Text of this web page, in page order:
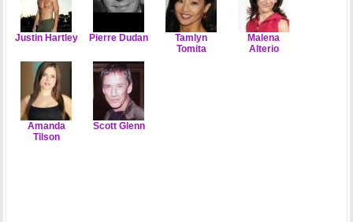
Justin Hartley Pierre Dudan
Tamlyn
Tomita
Malena
Alterio
Amanda
Tilson
Scott Glenn